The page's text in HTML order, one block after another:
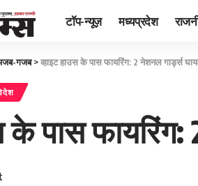
टॉप-न्यूज़ मध्यप्रदेश
गजब>व्हाइट हाउस के पास फायरिंग: 2 नेशनल गार्ड्स
के पास